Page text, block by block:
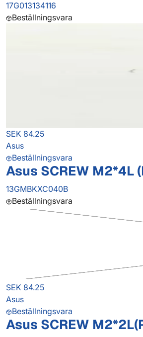
17G013134116
Beställningsvara
SEK 84.25
Asus
Beställningsvara
Asus SCREW M2*4L
13GMBKXC040B
Beställningsvara
SEK 84.25
Asus
Beställningsvara
Asus SCREW